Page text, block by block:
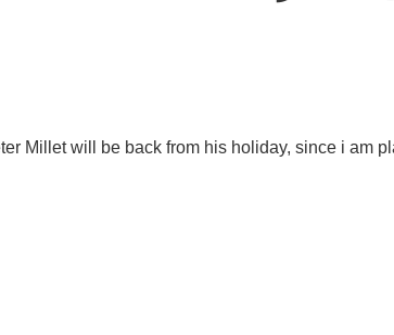
Millet will be back from his holiday, since i am